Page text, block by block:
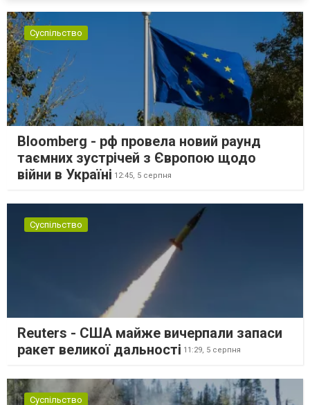
Суспільство
Bloomberg - рф провела новий раунд
таємних зустрічей з Європою щодо
війни в Україні 12:45, 5 серпня
Суспільство
Reuters - США майже вичерпали запаси
ракет великої дальності 11:29, 5 серпня
Суспільство